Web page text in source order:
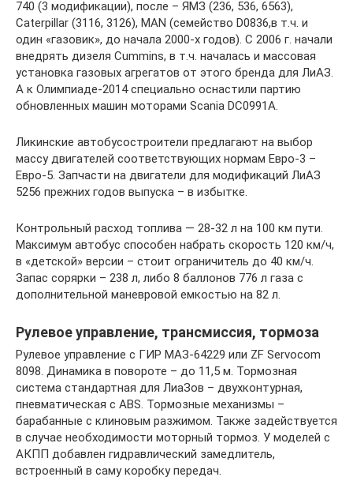
740 (3 модификации), после – ЯМЗ (236, 536, 6563),
Caterpillar (3116, 3126), MAN (семейство D0836,в т.ч. и
один «газовик», до начала 2000-х годов). С 2006 г. начали
внедрять дизеля Cummins, в т.ч. началась и массовая
установка газовых агрегатов от этого бренда для ЛиАЗ.
А к Олимпиаде-2014 специально оснастили партию
обновленных машин моторами Scania DC0991A.
Ликинские автобусостроители предлагают на выбор
массу двигателей соответствующих нормам Евро-3 –
Евро-5. Запчасти на двигатели для модификаций ЛиАЗ
5256 прежних годов выпуска – в избытке.
Контрольный расход топлива — 28-32 л на 100 км пути.
Максимум автобус способен набрать скорость 120 км/ч,
в «детской» версии – стоит ограничитель до 40 км/ч.
Запас сорярки – 238 л, либо 8 баллонов 776 л газа с
дополнительной маневровой емкостью на 82 л.
Рулевое управление, трансмиссия, тормоза
Рулевое управление с ГИР МАЗ-64229 или ZF Servocom
8098. Динамика в повороте – до 11,5 м. Тормозная
система стандартная для ЛиаЗов – двухконтурная,
пневматическая с ABS. Тормозные механизмы –
барабанные с клиновым разжимом. Также задействуется
в случае необходимости моторный тормоз. У моделей с
АКПП добавлен гидравлический замедлитель,
встроенный в саму коробку передач.